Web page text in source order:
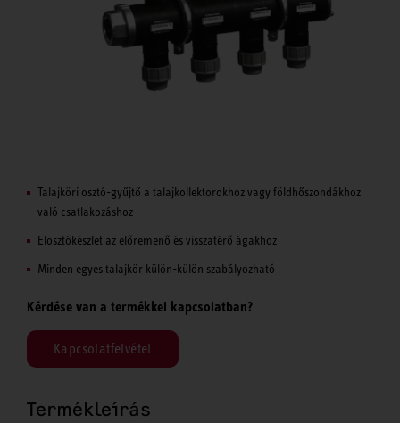
Talajköri osztó-gyűjtő a talajkollektorokhoz vagy földhőszondákhoz
való csatlakozáshoz
Elosztókészlet az előremenő és visszatérő ágakhoz
Minden egyes talajkör külön-külön szabályozható
Kérdése van a termékkel kapcsolatban?
Kapcsolatfelvétel
Termékleírás